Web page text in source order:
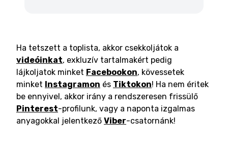
Ha tetszett a toplista, akkor csekkoljátok a
videóinkat, exkluzív tartalmakért pedig
lájkoljatok minket Facebookon, kövessetek
minket Instagramon és Tiktokon! Ha nem éritek
be ennyivel, akkor irány a rendszeresen frissülő
Pinterest-profilunk, vagy a naponta izgalmas
anyagokkal jelentkező Viber-csatornánk!